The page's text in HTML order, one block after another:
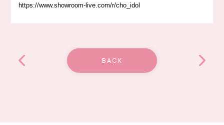
https://www.showroom-live.com/r/cho_idol
BACK